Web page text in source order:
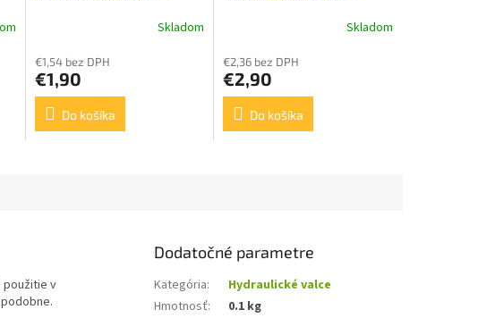
Skladom
€1,54 bez DPH
€1,90
Do košíka
Skladom
€2,36 bez DPH
€2,90
Do košíka
použitie v
Dodatočné parametre
Kategória:
Hydraulické valce
Hmotnosť:
0.1 kg